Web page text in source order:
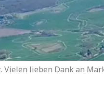
lieben Dank an